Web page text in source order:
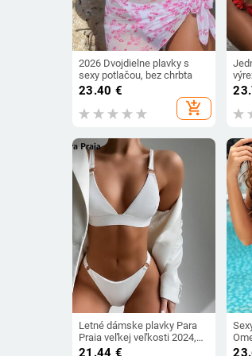
2026 Dvojdielne plavky s
sexy potlačou, bez chrbta
23.40 €
add_shopping_cart
Letné dámske plavky Para
Praia veľkej veľkosti 2024,
brazílske bikiny s
21.44 €